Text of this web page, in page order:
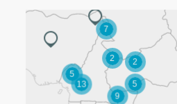
5
7
5
2
9
13
2